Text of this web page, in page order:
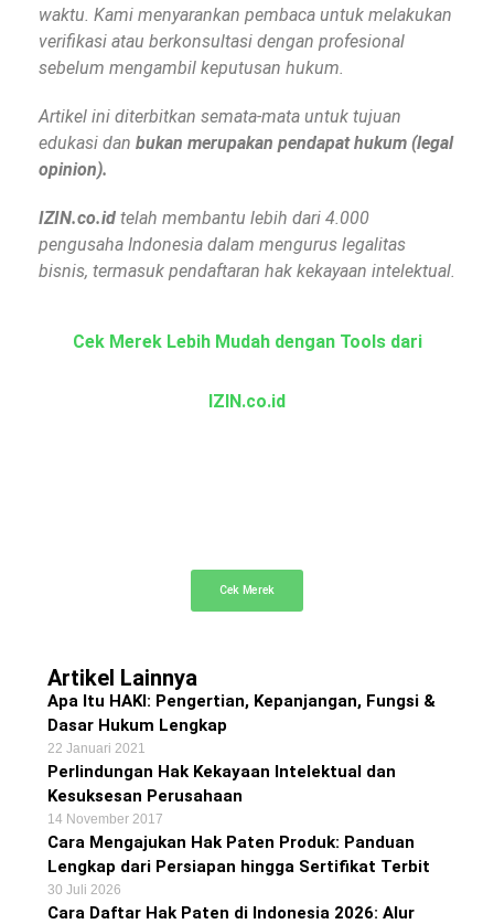
waktu. Kami menyarankan pembaca untuk melakukan
verifikasi atau berkonsultasi dengan profesional
sebelum mengambil keputusan hukum.
Artikel ini diterbitkan semata-mata untuk tujuan
edukasi dan bukan merupakan pendapat hukum (legal
opinion).
IZIN.co.id telah membantu lebih dari 4.000
pengusaha Indonesia dalam mengurus legalitas
bisnis, termasuk pendaftaran hak kekayaan intelektual.
Cek Merek Lebih Mudah dengan Tools dari
IZIN.co.id
Cek Merek
Artikel Lainnya
Apa Itu HAKI: Pengertian, Kepanjangan, Fungsi &
Dasar Hukum Lengkap
22 Januari 2021
Perlindungan Hak Kekayaan Intelektual dan
Kesuksesan Perusahaan
14 November 2017
Cara Mengajukan Hak Paten Produk: Panduan
Lengkap dari Persiapan hingga Sertifikat Terbit
30 Juli 2026
Cara Daftar Hak Paten di Indonesia 2026: Alur